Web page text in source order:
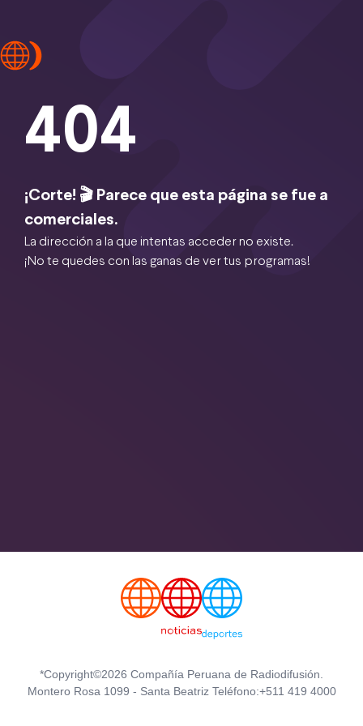
404
¡Corte! 🎬 Parece que esta página se fue a
comerciales.
La dirección a la que intentas acceder no existe.
¡No te quedes con las ganas de ver tus programas!
*Copyright©2026 Compañía Peruana de Radiodifusión.
Montero Rosa 1099 - Santa Beatriz Teléfono:+511 419 4000